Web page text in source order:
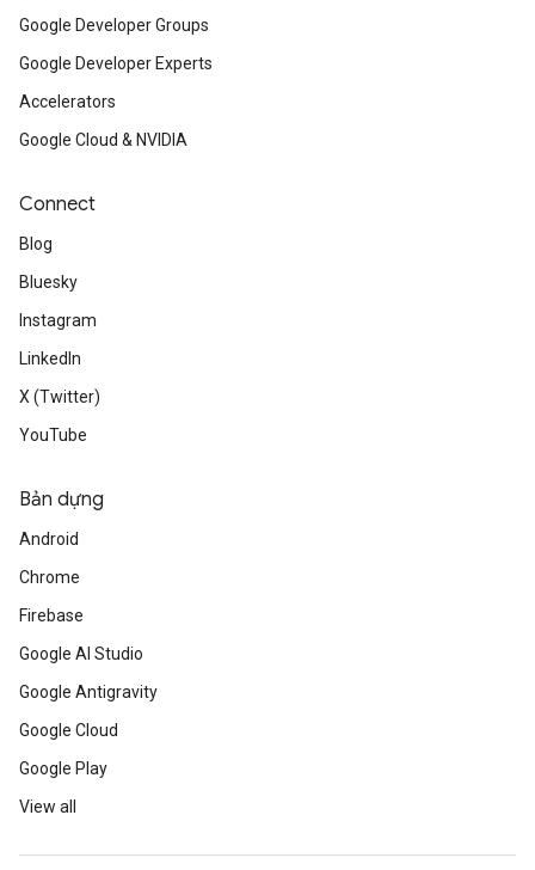
Google Developer Groups
Google Developer Experts
Accelerators
Google Cloud & NVIDIA
Connect
Blog
Bluesky
Instagram
LinkedIn
X (Twitter)
YouTube
Bản dựng
Android
Chrome
Firebase
Google AI Studio
Google Antigravity
Google Cloud
Google Play
View all